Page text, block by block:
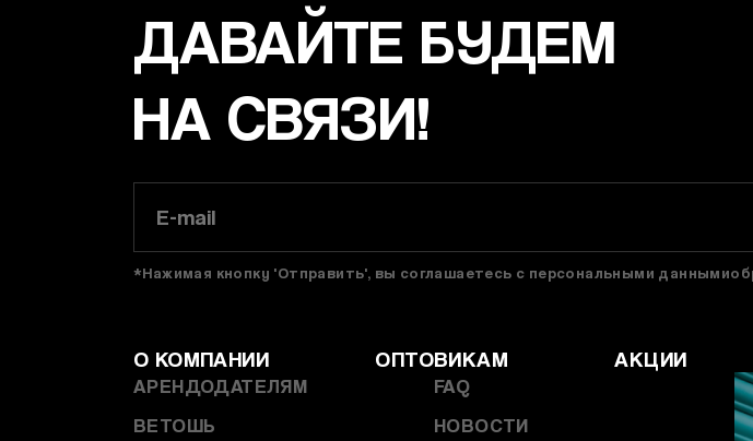
ДАВАЙТЕ БУДЕМ
НА СВЯЗИ!
*Нажимая кнопку 'Отправить', вы соглашаетесь с персональными
О КОМПАНИИ ОПТОВИКАМ АКЦИИ
АРЕНДОДАТЕЛЯМ
ВЕТОШЬ
FAQ
НОВОСТИ